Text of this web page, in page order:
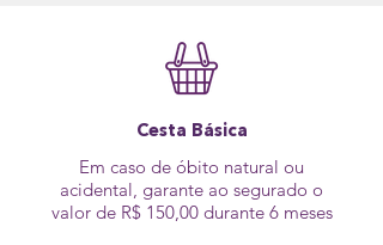
Cesta Básica
Em caso de óbito natural ou
acidental, garante ao segurado o
valor de R$ 150,00 durante 6 meses